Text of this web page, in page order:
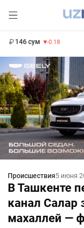
146 сум -0.18
Происшествия5 июня
В Ташкенте
канал Салар
махаллей —